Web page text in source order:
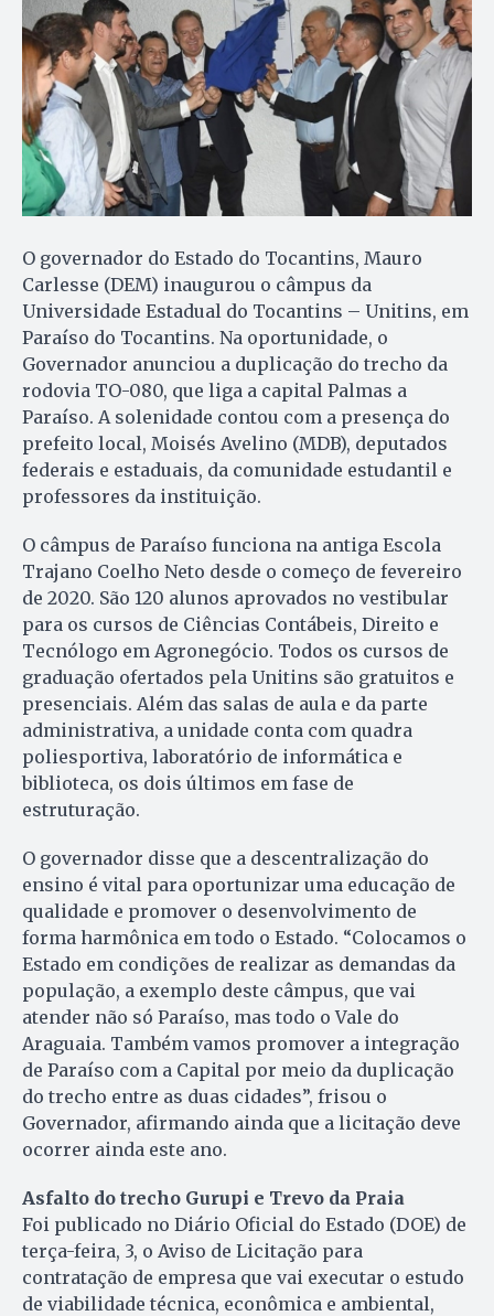
O governador do Estado do Tocantins, Mauro
Carlesse (DEM) inaugurou o câmpus da
Universidade Estadual do Tocantins – Unitins, em
Paraíso do Tocantins. Na oportunidade, o
Governador anunciou a duplicação do trecho da
rodovia TO-080, que liga a capital Palmas a
Paraíso. A solenidade contou com a presença do
prefeito local, Moisés Avelino (MDB), deputados
federais e estaduais, da comunidade estudantil e
professores da instituição.
O câmpus de Paraíso funciona na antiga Escola
Trajano Coelho Neto desde o começo de fevereiro
de 2020. São 120 alunos aprovados no vestibular
para os cursos de Ciências Contábeis, Direito e
Tecnólogo em Agronegócio. Todos os cursos de
graduação ofertados pela Unitins são gratuitos e
presenciais. Além das salas de aula e da parte
administrativa, a unidade conta com quadra
poliesportiva, laboratório de informática e
biblioteca, os dois últimos em fase de
estruturação.
O governador disse que a descentralização do
ensino é vital para oportunizar uma educação de
qualidade e promover o desenvolvimento de
forma harmônica em todo o Estado. “Colocamos o
Estado em condições de realizar as demandas da
população, a exemplo deste câmpus, que vai
atender não só Paraíso, mas todo o Vale do
Araguaia. Também vamos promover a integração
de Paraíso com a Capital por meio da duplicação
do trecho entre as duas cidades”, frisou o
Governador, afirmando ainda que a licitação deve
ocorrer ainda este ano.
Asfalto do trecho Gurupi e Trevo da Praia
Foi publicado no Diário Oficial do Estado (DOE) de
terça-feira, 3, o Aviso de Licitação para
contratação de empresa que vai executar o estudo
de viabilidade técnica, econômica e ambiental,